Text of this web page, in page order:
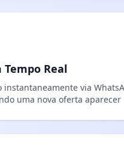
Real
instantaneamente via
uma nova oferta aparecer